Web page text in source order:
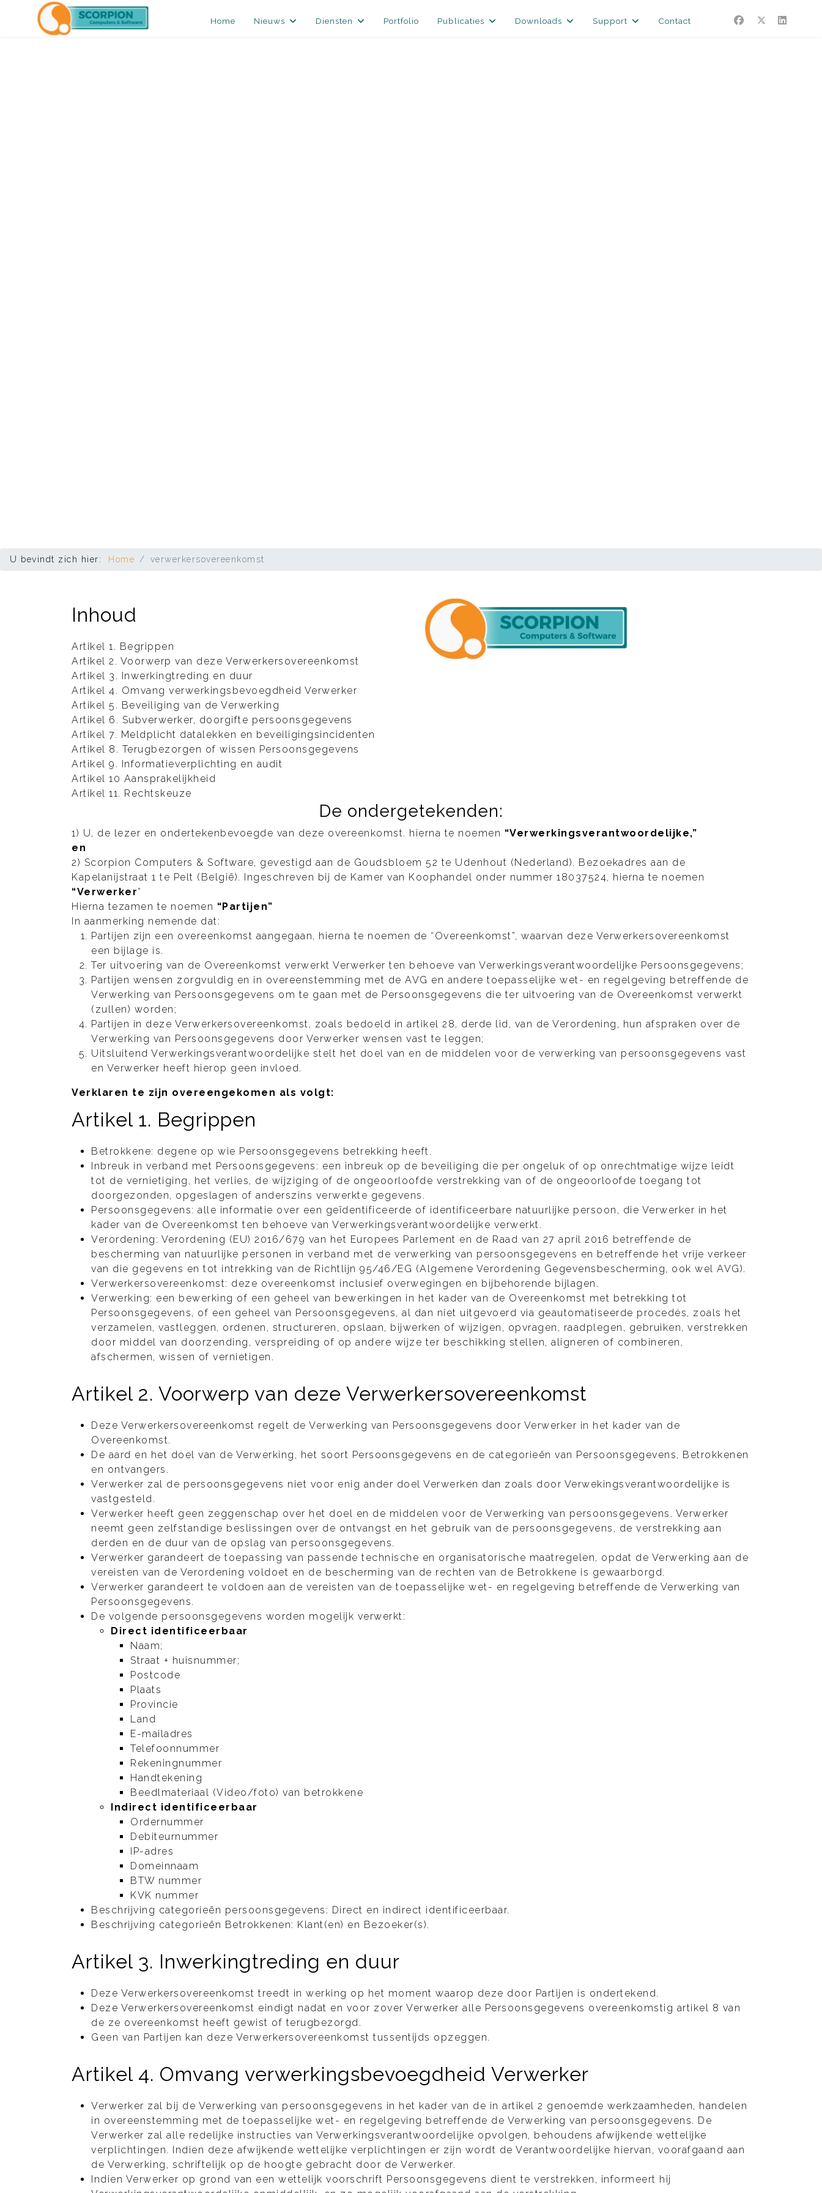
Home Nieuws Diensten Portfolio Publicaties Downloads Support Contact
U bevindt zich hier: Home verwerkersovereenkomst
Inhoud
Artikel 1. Begrippen
Artikel 2. Voorwerp van deze Verwerkersovereenkomst
Artikel 3. Inwerkingtreding en duur
Artikel 4. Omvang verwerkingsbevoegdheid Verwerker
Artikel 5. Beveiliging van de Verwerking
Artikel 6. Subverwerker, doorgifte persoonsgegevens
Artikel 7. Meldplicht datalekken en beveiligingsincidenten
Artikel 8. Terugbezorgen of wissen Persoonsgegevens
Artikel 9. Informatieverplichting en audit
Artikel 10 Aansprakelijkheid
Artikel 11. Rechtskeuze
De ondergetekenden:
1) U, de lezer en ondertekenbevoegde van deze overeenkomst. hierna te noemen “Verwerkingsverantwoordelijke,”
en
2) Scorpion Computers & Software, gevestigd aan de Goudsbloem 52 te Udenhout (Nederland). Bezoekadres aan de
Kapelanijstraat 1 te Pelt (België). Ingeschreven bij de Kamer van Koophandel onder nummer 18037524, hierna te noemen
“Verwerker”
Hierna tezamen te noemen “Partijen”
In aanmerking nemende dat:
Partijen zijn een overeenkomst aangegaan, hierna te noemen de “Overeenkomst”, waarvan deze Verwerkersovereenkomst
een bijlage is.
Ter uitvoering van de Overeenkomst verwerkt Verwerker ten behoeve van Verwerkingsverantwoordelijke Persoonsgegevens;
Partijen wensen zorgvuldig en in overeenstemming met de AVG en andere toepasselijke wet- en regelgeving betreffende de
Verwerking van Persoonsgegevens om te gaan met de Persoonsgegevens die ter uitvoering van de Overeenkomst verwerkt
(zullen) worden;
Partijen in deze Verwerkersovereenkomst, zoals bedoeld in artikel 28, derde lid, van de Verordening, hun afspraken over de
Verwerking van Persoonsgegevens door Verwerker wensen vast te leggen;
Uitsluitend Verwerkingsverantwoordelijke stelt het doel van en de middelen voor de verwerking van persoonsgegevens vast
en Verwerker heeft hierop geen invloed.
Verklaren te zijn overeengekomen als volgt:
Artikel 1. Begrippen
Betrokkene: degene op wie Persoonsgegevens betrekking heeft.
Inbreuk in verband met Persoonsgegevens: een inbreuk op de beveiliging die per ongeluk of op onrechtmatige wijze leidt
tot de vernietiging, het verlies, de wijziging of de ongeoorloofde verstrekking van of de ongeoorloofde toegang tot
doorgezonden, opgeslagen of anderszins verwerkte gegevens.
Persoonsgegevens: alle informatie over een geïdentificeerde of identificeerbare natuurlijke persoon, die Verwerker in het
kader van de Overeenkomst ten behoeve van Verwerkingsverantwoordelijke verwerkt.
Verordening: Verordening (EU) 2016/679 van het Europees Parlement en de Raad van 27 april 2016 betreffende de
bescherming van natuurlijke personen in verband met de verwerking van persoonsgegevens en betreffende het vrije verkeer
van die gegevens en tot intrekking van de Richtlijn 95/46/EG (Algemene Verordening Gegevensbescherming, ook wel AVG).
Verwerkersovereenkomst: deze overeenkomst inclusief overwegingen en bijbehorende bijlagen.
Verwerking: een bewerking of een geheel van bewerkingen in het kader van de Overeenkomst met betrekking tot
Persoonsgegevens, of een geheel van Persoonsgegevens, al dan niet uitgevoerd via geautomatiseerde procedés, zoals het
verzamelen, vastleggen, ordenen, structureren, opslaan, bijwerken of wijzigen, opvragen, raadplegen, gebruiken, verstrekken
door middel van doorzending, verspreiding of op andere wijze ter beschikking stellen, aligneren of combineren,
afschermen, wissen of vernietigen.
Artikel 2. Voorwerp van deze Verwerkersovereenkomst
Deze Verwerkersovereenkomst regelt de Verwerking van Persoonsgegevens door Verwerker in het kader van de
Overeenkomst.
De aard en het doel van de Verwerking, het soort Persoonsgegevens en de categorieën van Persoonsgegevens, Betrokkenen
en ontvangers.
Verwerker zal de persoonsgegevens niet voor enig ander doel Verwerken dan zoals door Verwekingsverantwoordelijke is
vastgesteld.
Verwerker heeft geen zeggenschap over het doel en de middelen voor de Verwerking van persoonsgegevens. Verwerker
neemt geen zelfstandige beslissingen over de ontvangst en het gebruik van de persoonsgegevens, de verstrekking aan
derden en de duur van de opslag van persoonsgegevens.
Verwerker garandeert de toepassing van passende technische en organisatorische maatregelen, opdat de Verwerking aan de
vereisten van de Verordening voldoet en de bescherming van de rechten van de Betrokkene is gewaarborgd.
Verwerker garandeert te voldoen aan de vereisten van de toepasselijke wet- en regelgeving betreffende de Verwerking van
Persoonsgegevens.
De volgende persoonsgegevens worden mogelijk verwerkt:
Direct identificeerbaar
Naam;
Straat + huisnummer;
Postcode
Plaats
Provincie
Land
E-mailadres
Telefoonnummer
Rekeningnummer
Handtekening
Beedlmateriaal (Video/foto) van betrokkene
Indirect identificeerbaar
Ordernummer
Debiteurnummer
IP-adres
Domeinnaam
BTW nummer
KVK nummer
Beschrijving categorieën persoonsgegevens: Direct en indirect identificeerbaar.
Beschrijving categorieën Betrokkenen: Klant(en) en Bezoeker(s).
Artikel 3. Inwerkingtreding en duur
Deze Verwerkersovereenkomst treedt in werking op het moment waarop deze door Partijen is ondertekend.
Deze Verwerkersovereenkomst eindigt nadat en voor zover Verwerker alle Persoonsgegevens overeenkomstig artikel 8 van
de ze overeenkomst heeft gewist of terugbezorgd.
Geen van Partijen kan deze Verwerkersovereenkomst tussentijds opzeggen.
Artikel 4. Omvang verwerkingsbevoegdheid Verwerker
Verwerker zal bij de Verwerking van persoonsgegevens in het kader van de in artikel 2 genoemde werkzaamheden, handelen
in overeenstemming met de toepasselijke wet- en regelgeving betreffende de Verwerking van persoonsgegevens. De
Verwerker zal alle redelijke instructies van Verwerkingsverantwoordelijke opvolgen, behoudens afwijkende wettelijke
verplichtingen. Indien deze afwijkende wettelijke verplichtingen er zijn wordt de Verantwoordelijke hiervan, voorafgaand aan
de Verwerking, schriftelijk op de hoogte gebracht door de Verwerker.
Indien Verwerker op grond van een wettelijk voorschrift Persoonsgegevens dient te verstrekken, informeert hij